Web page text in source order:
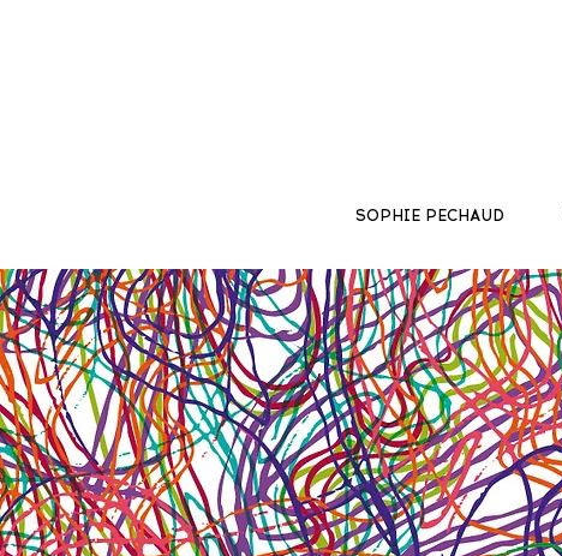
SOPHIE PECHAUD